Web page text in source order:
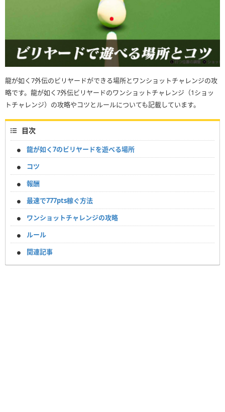
龍が如く7外伝のビリヤードができる場所とワンショットチャレンジの攻
略です。龍が如く7外伝ビリヤードのワンショットチャレンジ（1ショッ
トチャレンジ）の攻略やコツとルールについても記載しています。
目次
龍が如く7のビリヤードを遊べる場所
コツ
報酬
最速で777pts稼ぐ方法
ワンショットチャレンジの攻略
ルール
関連記事